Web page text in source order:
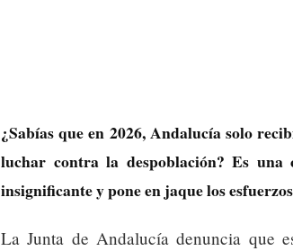
¿Sabías que en 2026, Andalucía solo
luchar contra la despoblación? Es
insignificante y pone en jaque los
La Junta de Andalucía denuncia que